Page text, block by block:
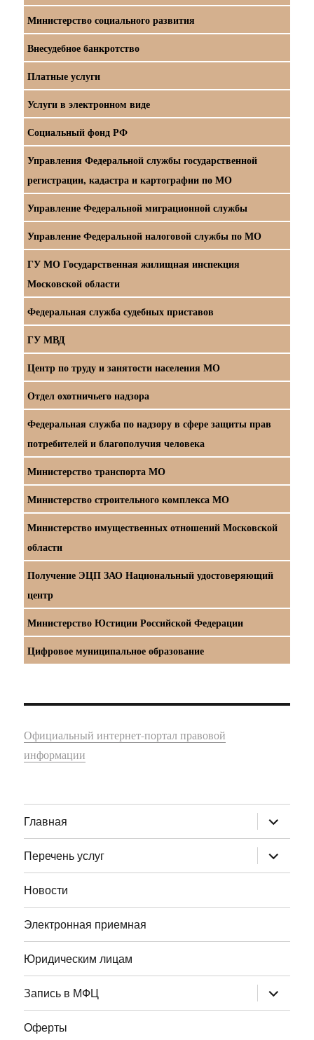
Министерство социального развития
Внесудебное банкротство
Платные услуги
Услуги в электронном виде
Социальный фонд РФ
Управления Федеральной службы государственной
регистрации, кадастра и картографии по МО
Управление Федеральной миграционной службы
Управление Федеральной налоговой службы по МО
ГУ МО Государственная жилищная инспекция
Московской области
Федеральная служба судебных приставов
ГУ МВД
Центр по труду и занятости населения МО
Отдел охотничьего надзора
Федеральная служба по надзору в сфере защиты прав
потребителей и благополучия человека
Министерство транспорта МО
Министерство строительного комплекса МО
Министерство имущественных отношений Московской
области
Получение ЭЦП ЗАО Национальный удостоверяющий
центр
Министерство Юстиции Российской Федерации
Цифровое муниципальное образование
Официальный интернет-портал правовой
информации
Главная раскрыть
дочернее
меню
Перечень услуг
раскрыть
дочернее
меню
Новости
Электронная приемная
Юридическим лицам
Запись в МФЦ раскрыть
дочернее
меню
Оферты